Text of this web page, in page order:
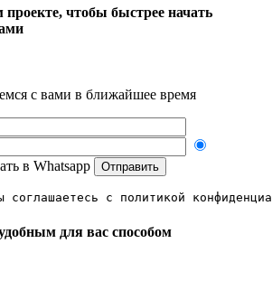
проекте, чтобы быстрее начать
с вами в ближайшее время
в Whatsapp
соглашаетесь с политикой
для вас способом